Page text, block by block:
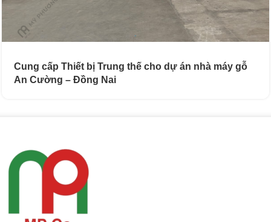
Cung cấp Thiết bị Trung thế cho dự án nhà máy gỗ
An Cường – Đồng Nai